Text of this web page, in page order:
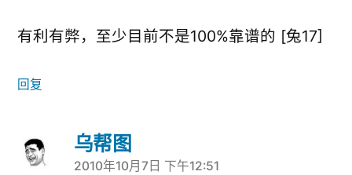
有利有弊，至少目前不是100%靠谱的 [兔17]
回复
乌帮图
说：
2010年10月7日 下午12:51